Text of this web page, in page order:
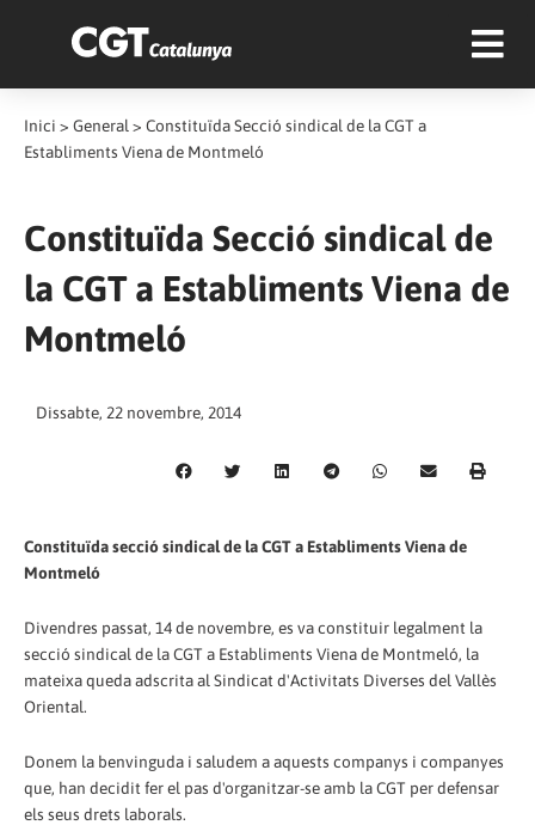
Inici > General > Constituïda Secció sindical de la CGT a
Establiments Viena de Montmeló
Constituïda Secció sindical de
la CGT a Establiments Viena de
Montmeló
Dissabte, 22 novembre, 2014
Constituïda secció sindical de la CGT a Establiments Viena de
Montmeló
Divendres passat, 14 de novembre, es va constituir legalment la
secció sindical de la CGT a Establiments Viena de Montmeló, la
mateixa queda adscrita al Sindicat d'Activitats Diverses del Vallès
Oriental.
Donem la benvinguda i saludem a aquests companys i companyes
que, han decidit fer el pas d'organitzar-se amb la CGT per defensar
els seus drets laborals.